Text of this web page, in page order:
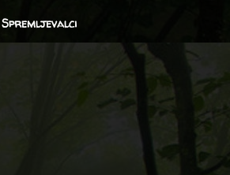
Spremljevalci